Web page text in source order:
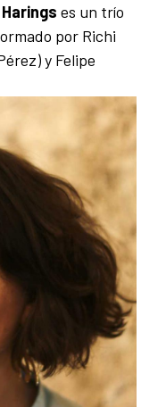
es un trío
por Richi
y Felipe